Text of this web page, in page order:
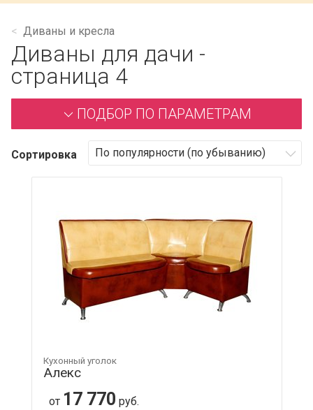
Диваны и кресла
Диваны для дачи -
страница 4
ПОДБОР ПО ПАРАМЕТРАМ
Сортировка
Кухонный уголок
Алекс
от 17 770 руб.